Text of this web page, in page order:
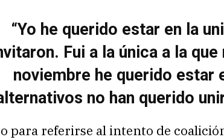
“Yo he querido estar en la
Fui a la única a la
noviembre he querido estar
no han querido
para referirse al intento de